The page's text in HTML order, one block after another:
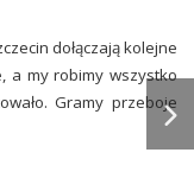
dołączają kolejne
a my robimy wszystko
Gramy przeboje